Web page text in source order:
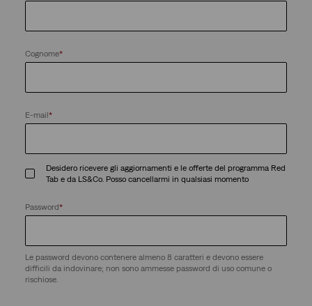
Cognome*
E-mail*
Desidero ricevere gli aggiornamenti e le offerte del programma Red
Tab e da LS&Co. Posso cancellarmi in qualsiasi momento
Password*
Le password devono contenere almeno 8 caratteri e devono essere
difficili da indovinare; non sono ammesse password di uso comune o
rischiose.